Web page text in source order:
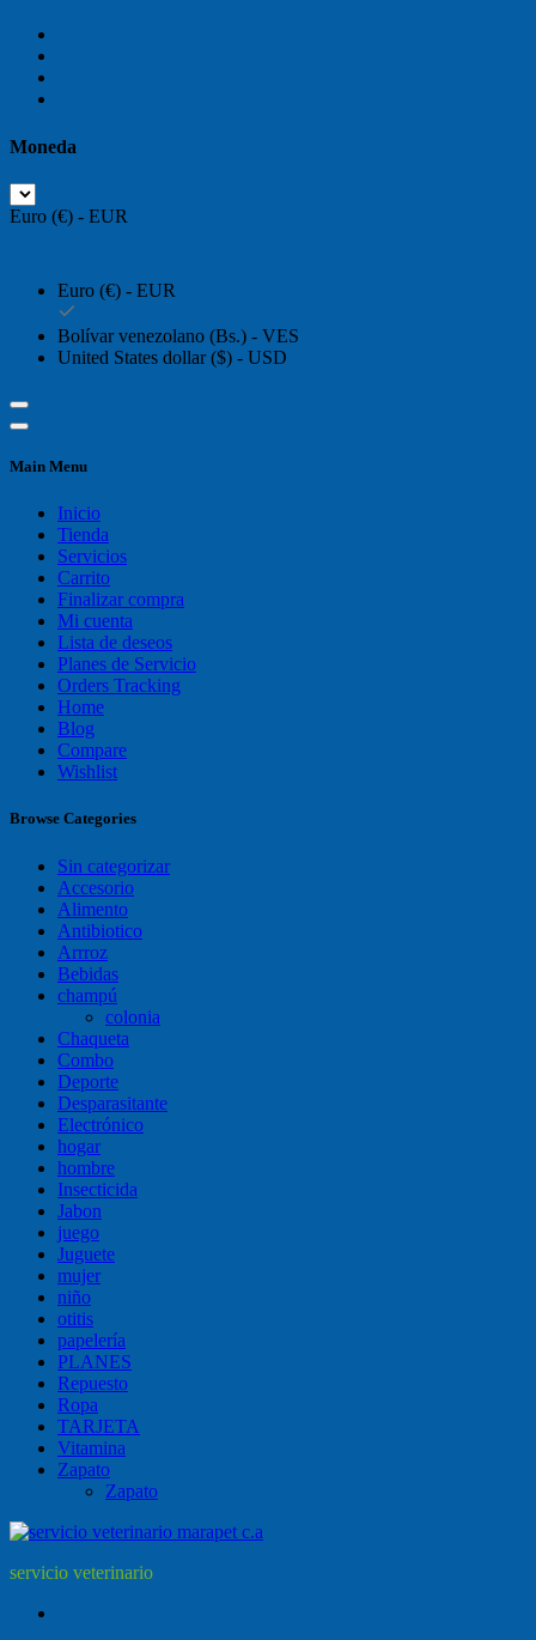
Moneda
Euro (€) - EUR
Euro (€) - EUR
Bolívar venezolano (Bs.) - VES
United States dollar ($) - USD
Main Menu
Inicio
Tienda
Servicios
Carrito
Finalizar compra
Mi cuenta
Lista de deseos
Planes de Servicio
Orders Tracking
Home
Blog
Compare
Wishlist
Browse Categories
Sin categorizar
Accesorio
Alimento
Antibiotico
Arrroz
Bebidas
champú
colonia
Chaqueta
Combo
Deporte
Desparasitante
Electrónico
hogar
hombre
Insecticida
Jabon
juego
Juguete
mujer
niño
otitis
papelería
PLANES
Repuesto
Ropa
TARJETA
Vitamina
Zapato
Zapato
servicio veterinario